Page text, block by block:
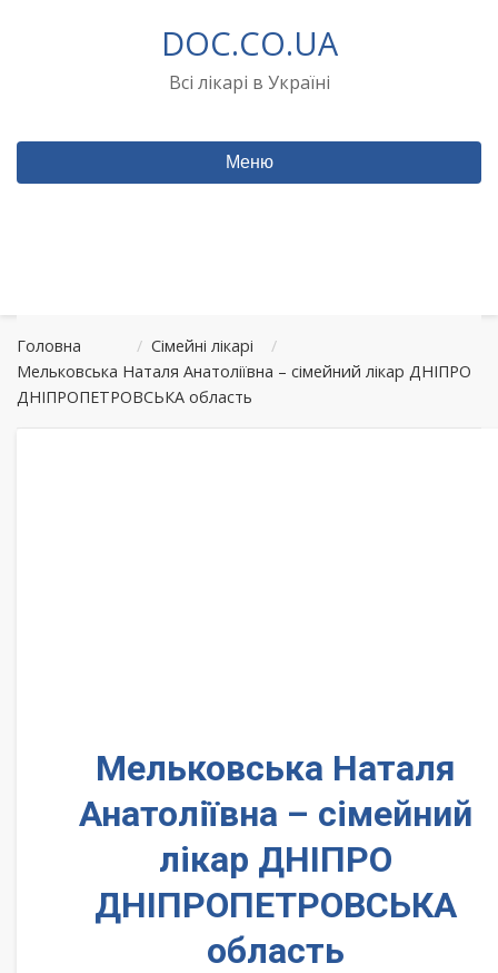
DOC.CO.UA
Всі лікарі в Україні
Меню
Головна / Сімейні лікарі
/
Мельковська Наталя Анатоліївна – сімейний лікар ДНІПРО
ДНІПРОПЕТРОВСЬКА область
Мельковська Наталя
Анатоліївна – сімейний
лікар ДНІПРО
ДНІПРОПЕТРОВСЬКА
область